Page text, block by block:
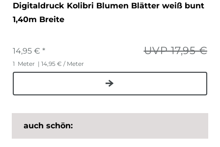
Digitaldruck Kolibri Blumen Blätter weiß bunt
1,40m Breite
UVP 17,95 €
14,95 € *
1 Meter | 14,95 € / Meter
auch schön: